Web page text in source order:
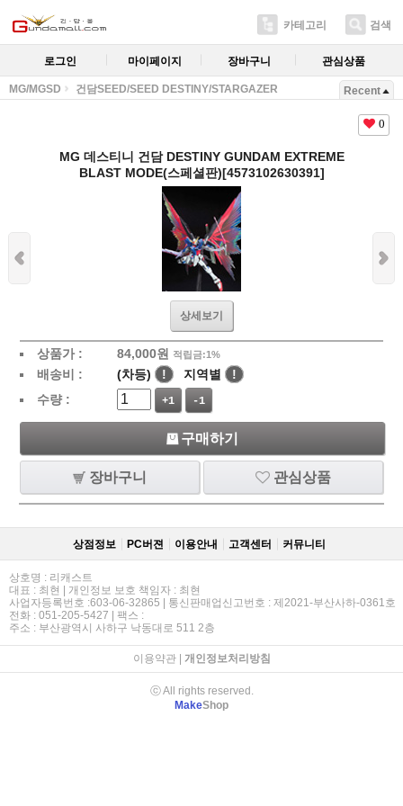
카테고리 검색
로그인 마이페이지 장바구니 관심상품
MG/MGSD 건담SEED/SEED DESTINY/STARGAZER Recent
0
MG 데스티니 건담 DESTINY GUNDAM EXTREME
BLAST MODE(스페셜판)[4573102630391]
상세보기
상품가 : 84,000원 적립금:1%
배송비 : (차등) ! 지역별
!
수량 :
+1 -1
구매하기
장바구니 관심상품
상점정보 PC버젼 이용안내 고객센터 커뮤니티
상호명 : 리캐스트
대표 : 최현 | 개인정보 보호 책임자 : 최현
사업자등록번호 :603-06-32865 | 통신판매업신고번호 : 제2021-부산사하-0361호
전화 : 051-205-5427 | 팩스 :
주소 : 부산광역시 사하구 낙동대로 511 2층
이용약관| 개인정보처리방침
ⓒ All rights reserved.
MakeShop